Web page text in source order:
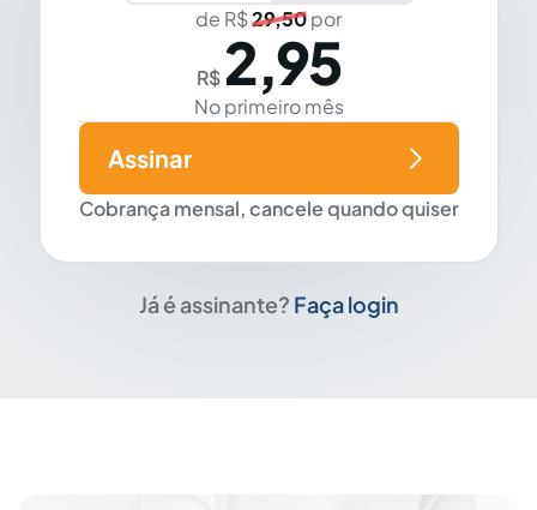
de R$29,50por
R$ 2,95
No primeiro mês
Cobrança mensal, cancele quando quiser
Assinar
Já é assinante? Faça login